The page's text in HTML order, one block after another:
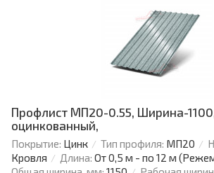
Профлист МП20-0.55, Ширина-
оцинкованный,
Покрытие: Цинк Тип профиля: МП20
Кровля
Длина: От 0,5 м - по 12 м